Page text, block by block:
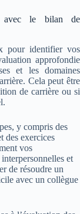
avec le bilan de
pour identifier vos
approfondie
et les domaines
Cela peut être
de carrière ou si
y compris des
des exercices
vos
et
de résoudre un
avec un collègue